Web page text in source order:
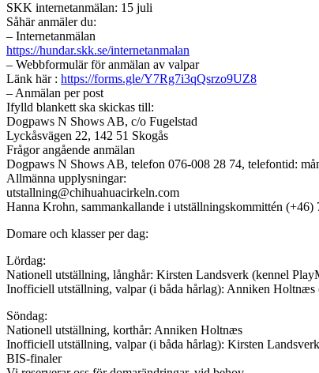
SKK internetanmälan: 15 juli
Såhär anmäler du:
– Internetanmälan
https://hundar.skk.se/internetanmalan
– Webbformulär för anmälan av valpar
Länk här : https://forms.gle/Y7Rg7i3qQsrzo9UZ8
– Anmälan per post
Ifylld blankett ska skickas till:
Dogpaws N Shows AB, c/o Fugelstad
Lyckåsvägen 22, 142 51 Skogås
Frågor angående anmälan
Dogpaws N Shows AB, telefon 076-008 28 74, telefontid:
Allmänna upplysningar:
utstallning@chihuahuacirkeln.com
Hanna Krohn, sammankallande i utställningskommittén (+46)
Domare och klasser per dag:
Lördag:
Nationell utställning, långhår: Kirsten Landsverk (kennel
Inofficiell utställning, valpar (i båda hårlag): Anniken
Söndag:
Nationell utställning, korthår: Anniken Holtnæs
Inofficiell utställning, valpar (i båda hårlag): Kirsten Landsverk
BIS-finaler